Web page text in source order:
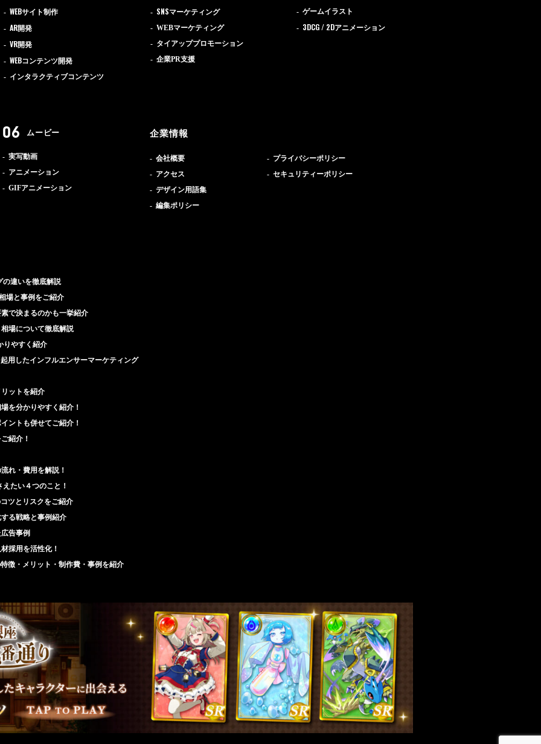
WEBサイト制作
AR開発
VR開発
WEBコンテンツ開発
インタラクティブコンテンツ
SNSマーケティング
WEBマーケティング
タイアッププロモーション
企業PR支援
ゲームイラスト
3DCG / 2Dアニメーション
ムービー
実写動画
アニメーション
GIFアニメーション
企業情報
会社概要
アクセス
デザイン用語集
編集ポリシー
プライバシーポリシー
セキュリティーポリシー
の違いを徹底解説
場と事例をご紹介
で決まるのかも一挙紹介
場について徹底解説
りやすく紹介
用したインフルエンサーマーケティング
ットを紹介
を分かりやすく紹介！
ントも併せてご紹介！
紹介！
れ・費用を解説！
たい４つのこと！
ツとリスクをご紹介
る戦略と事例紹介
告事例
採用を活性化！
徴・メリット・制作費・事例を紹介